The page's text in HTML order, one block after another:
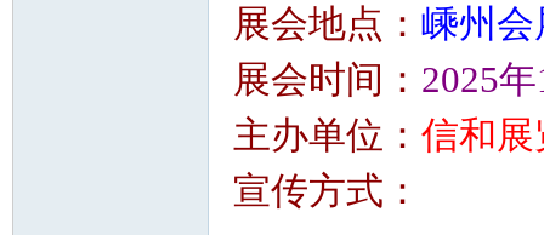
展会地点： 嵊州
展会时间： 2025
主办单位： 信和展
宣传方式：